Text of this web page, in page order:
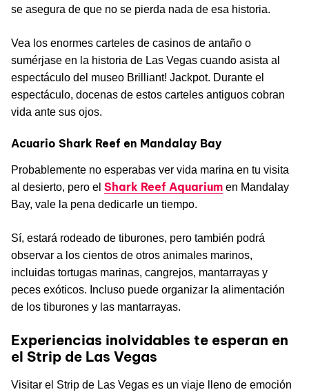
se asegura de que no se pierda nada de esa historia.
Vea los enormes carteles de casinos de antaño o
sumérjase en la historia de Las Vegas cuando asista al
espectáculo del museo Brilliant! Jackpot. Durante el
espectáculo, docenas de estos carteles antiguos cobran
vida ante sus ojos.
Acuario Shark Reef en Mandalay Bay
Probablemente no esperabas ver vida marina en tu visita
al desierto, pero el Shark Reef Aquarium en Mandalay
Bay, vale la pena dedicarle un tiempo.
Sí, estará rodeado de tiburones, pero también podrá
observar a los cientos de otros animales marinos,
incluidas tortugas marinas, cangrejos, mantarrayas y
peces exóticos. Incluso puede organizar la alimentación
de los tiburones y las mantarrayas.
Experiencias inolvidables te esperan en
el Strip de Las Vegas
Visitar el Strip de Las Vegas es un viaje lleno de emoción